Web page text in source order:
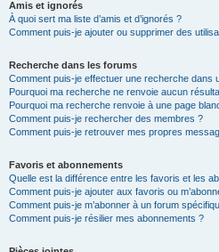
Amis et ignorés
À quoi sert ma liste d’amis et d’ignorés ?
Comment puis-je ajouter ou supprimer des
Recherche dans les forums
Comment puis-je effectuer une recherche dans
Pourquoi ma recherche ne renvoie aucun
Pourquoi ma recherche renvoie à une page
Comment puis-je rechercher des membres ?
Comment puis-je retrouver mes propres
Favoris et abonnements
Quelle est la différence entre les favoris et les
Comment puis-je ajouter aux favoris ou
Comment puis-je m’abonner à un forum
Comment puis-je résilier mes abonnements ?